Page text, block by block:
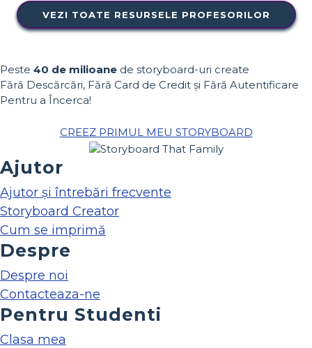
VEZI TOATE RESURSELE PROFESORILOR
Peste 40 de milioane de storyboard-uri create
Fără Descărcări, Fără Card de Credit și Fără Autentificare
Pentru a Încerca!
CREEZ PRIMUL MEU STORYBOARD
Ajutor
Ajutor și întrebări frecvente
Storyboard Creator
Cum se imprimă
Despre
Despre noi
Contacteaza-ne
Pentru Studenti
Clasa mea